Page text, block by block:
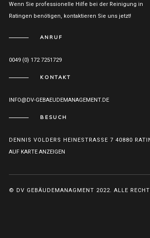
Wenn Sie professionelle Hilfe bei der Reinigung in
Ratingen benötigen, kontaktieren Sie uns jetzt!
ANRUF
0049 (0) 172 7251729
KONTAKT
INFO@DV-GEBAEUDEMANAGEMENT.DE
BESUCH
DENNIS VOLDERS HEINESTRASSE 7 40880
AUF KARTE ANZEIGEN
© DV GEBÄUDEMANAGMENT 2022. ALLE